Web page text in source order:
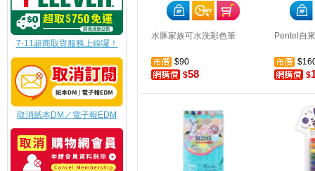
7-11超商取貨服務上線囉！
取消紙本DM／電子報EDM
水豚家族可水洗彩色筆
$90
$58
Pentel自
$